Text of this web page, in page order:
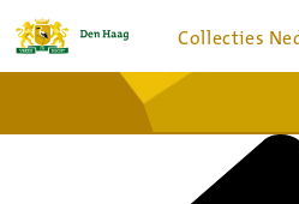
Collecties
Bronnen en collecties